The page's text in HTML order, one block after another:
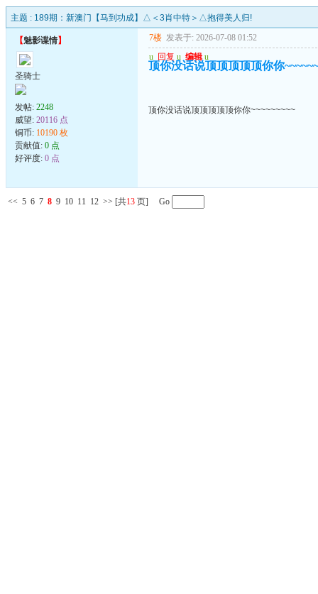
主题 : 189期：新澳门【马到功成】△＜3肖中特＞△抱得美人归!
【魅影谍情】
圣骑士
发帖: 2248
威望: 20116 点
铜币: 10190 枚
贡献值: 0 点
好评度: 0 点
7楼 发表于: 2026-07-08 01:52
u 回复 u 编辑 u
顶你没话说顶顶顶顶顶你你
顶你没话说顶顶顶顶顶你你~~~~~~~~~
<< 5 6 7 8 9 10 11 12 >> [共13 页] Go